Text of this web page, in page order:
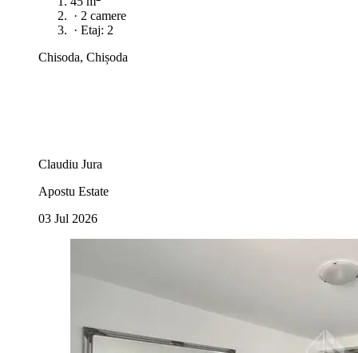
· 2 camere
· Etaj: 2
Chisoda, Chișoda
Claudiu Jura
Apostu Estate
03 Jul 2026